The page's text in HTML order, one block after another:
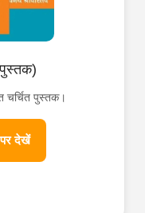
पुस्तक)
चर्चित पुस्तक।
देखें